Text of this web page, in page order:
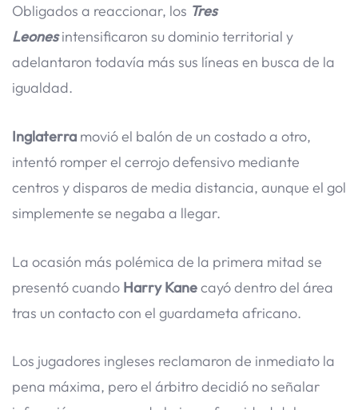
Obligados a reaccionar, los Tres
Leonesintensificaron su dominio territorial y
adelantaron todavía más sus líneas en busca de la
igualdad.
Inglaterra movió el balón de un costado a otro,
intentó romper el cerrojo defensivo mediante
centros y disparos de media distancia, aunque el gol
simplemente se negaba a llegar.
La ocasión más polémica de la primera mitad se
presentó cuando Harry Kanecayó dentro del área
tras un contacto con el guardameta africano.
Los jugadores ingleses reclamaron de inmediato la
pena máxima, pero el árbitro decidió no señalar